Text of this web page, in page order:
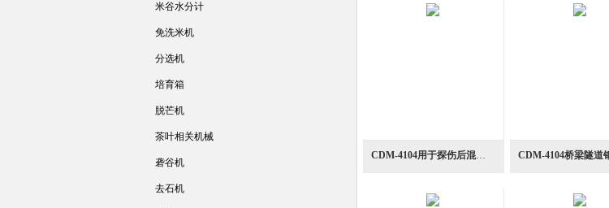
CDM-4104用于探伤后混凝土裂缝深度验收深度计
米谷水分计
免洗米机
分选机
培育箱
脱芒机
茶叶相关机械
砻谷机
去石机